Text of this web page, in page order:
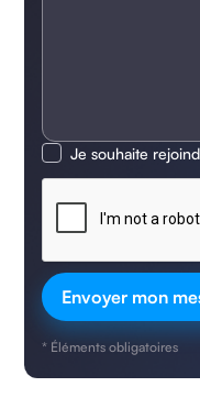
Je souhaite
* Éléments obligatoires